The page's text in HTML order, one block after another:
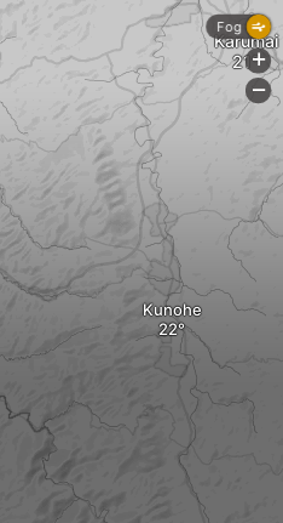
Kunohe
Karumai
Fog
+
-